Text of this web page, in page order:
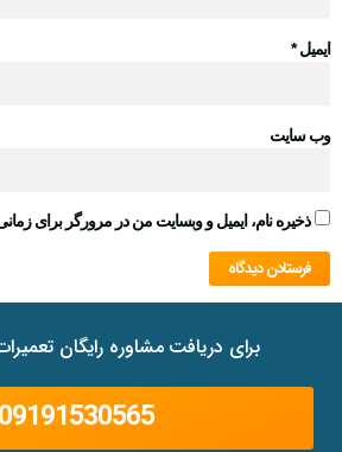
ایمیل*
وب‌ سایت
ذخیره نام، ایمیل و وبسایت من در مرورگر برای
برای دریافت مشاوره رایگان
09191530565